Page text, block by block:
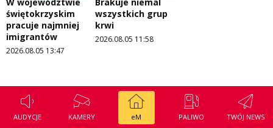
AUDYCJE KAMERY eM PALIWO TWÓJ NEWS
świętokrzyskim
pracuje najmniej
imigrantów
2026.08.05 13:47
wszystkich grup
krwi
2026.08.05 11:58